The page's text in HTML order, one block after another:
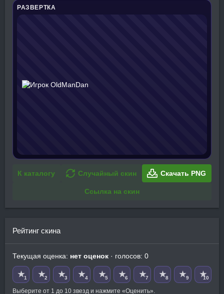
РАЗВЕРТКА
К каталогу Случайный скин Скачать PNG
Ссылка на скин
Рейтинг скина
Текущая оценка: нет оценок · голосов: 0
★1 ★2 ★3 ★4 ★5 ★6 ★7 ★8 ★9 ★10
Выберите от 1 до 10 звезд и нажмите «Оценить».